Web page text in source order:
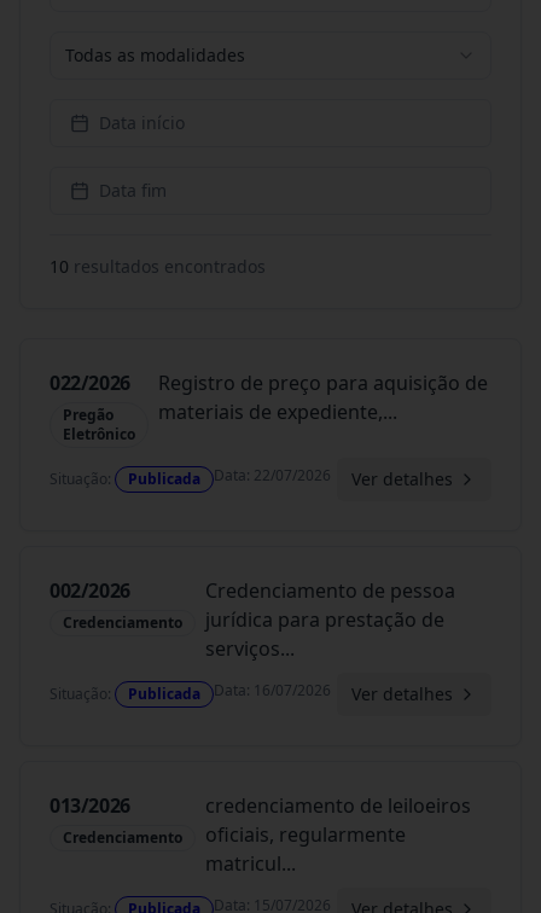
Todas as modalidades
Data início
Data fim
10 resultados encontrados
022/2026
Pregão
Eletrônico
Registro de preço para aquisição de
materiais de expediente,...
Situação: Publicada Data: 22/07/2026 Ver detalhes
002/2026
Credenciamento
Credenciamento de pessoa
jurídica para prestação de
serviços...
Situação: Publicada Data: 16/07/2026 Ver detalhes
013/2026
Credenciamento
credenciamento de leiloeiros
oficiais, regularmente
matricul...
Situação: Publicada Data: 15/07/2026